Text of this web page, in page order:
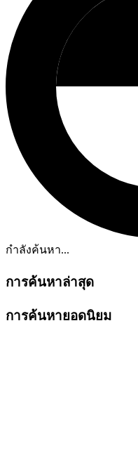
กำลังค้นหา...
การค้นหาล่าสุด
การค้นหายอดนิยม